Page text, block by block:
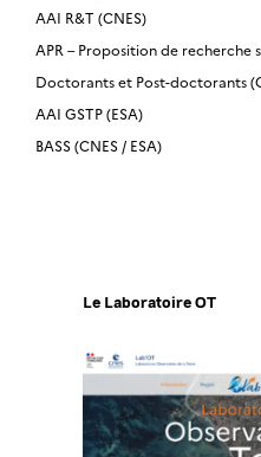
AAI R&T (CNES)
APR – Proposition de recherche
Doctorants et Post-doctorants
AAI GSTP (ESA)
BASS (CNES / ESA)
Le Laboratoire OT